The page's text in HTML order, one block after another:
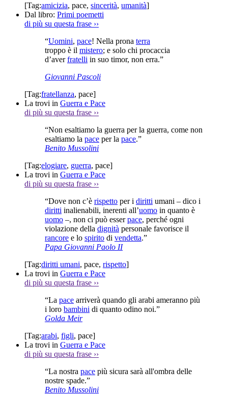
[Tag:amicizia, pace, sincerità, umanità]
Dal libro: Primi poemetti
di più su questa frase ››
“Uomini, pace! Nella prona terra
troppo è il mistero; e solo chi procaccia
d’averfratelli in suo timor, non erra.”
Giovanni Pascoli
[Tag:fratellanza, pace]
La trovi in Guerra e Pace
di più su questa frase ››
“Non esaltiamo la guerra per la guerra, come non
esaltiamo la pace per la pace.”
Benito Mussolini
[Tag:elogiare, guerra, pace]
La trovi in Guerra e Pace
di più su questa frase ››
“Dove non c’è rispetto per i diritti umani – dico i
diritti inalienabili, inerenti all’uomo in quanto è
uomo –, non ci può esserpace, perché ogni
violazione della dignità personale favorisce il
rancore e lo spirito di vendetta.”
Papa Giovanni Paolo II
[Tag:diritti umani, pace, rispetto]
La trovi in Guerra e Pace
di più su questa frase ››
“La pace arriverà quando gli arabi ameranno più
i loro bambini di quanto odino noi.”
Golda Meir
[Tag:arabi, figli, pace]
La trovi in Guerra e Pace
di più su questa frase ››
“La nostra pace più sicura sarà all'ombra delle
nostre spade.”
Benito Mussolini